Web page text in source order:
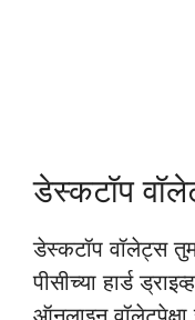
डेस्कटॉप
डेस्कटॉप वॉलेट्स
पीसीच्या हार्ड